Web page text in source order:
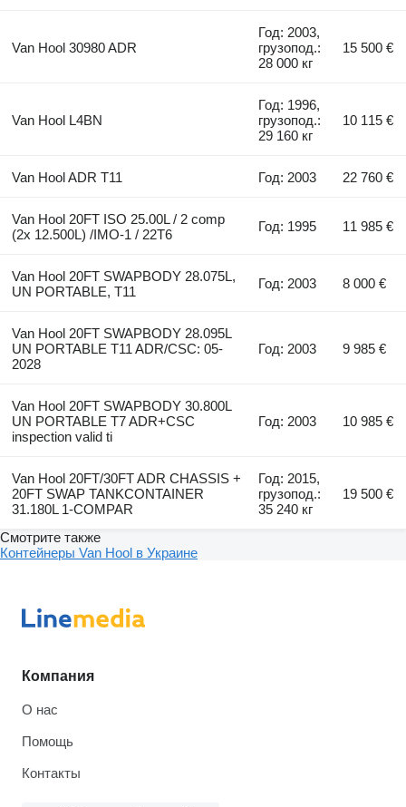
Van Hool 30980 ADR
Год: 2003,
грузопод.:
28 000 кг
15 500 €
Van Hool L4BN
Год: 1996,
грузопод.:
29 160 кг
10 115 €
Van Hool ADR T11 Год: 2003 22 760 €
Van Hool 20FT ISO 25.00L / 2 comp
(2x 12.500L) /IMO-1 / 22T6
Год: 1995 11 985 €
Van Hool 20FT SWAPBODY 28.075L,
UN PORTABLE, T11
Год: 2003 8 000 €
Van Hool 20FT SWAPBODY 28.095L
UN PORTABLE T11 ADR/CSC: 05-
2028
Год: 2003 9 985 €
Van Hool 20FT SWAPBODY 30.800L
UN PORTABLE T7 ADR+CSC
inspection valid ti
Год: 2003 10 985 €
Van Hool 20FT/30FT ADR CHASSIS +
20FT SWAP TANKCONTAINER
31.180L 1-COMPAR
Год: 2015,
грузопод.:
35 240 кг
19 500 €
Смотрите также
Контейнеры Van Hool в Украине
Компания
О нас
Помощь
Контакты